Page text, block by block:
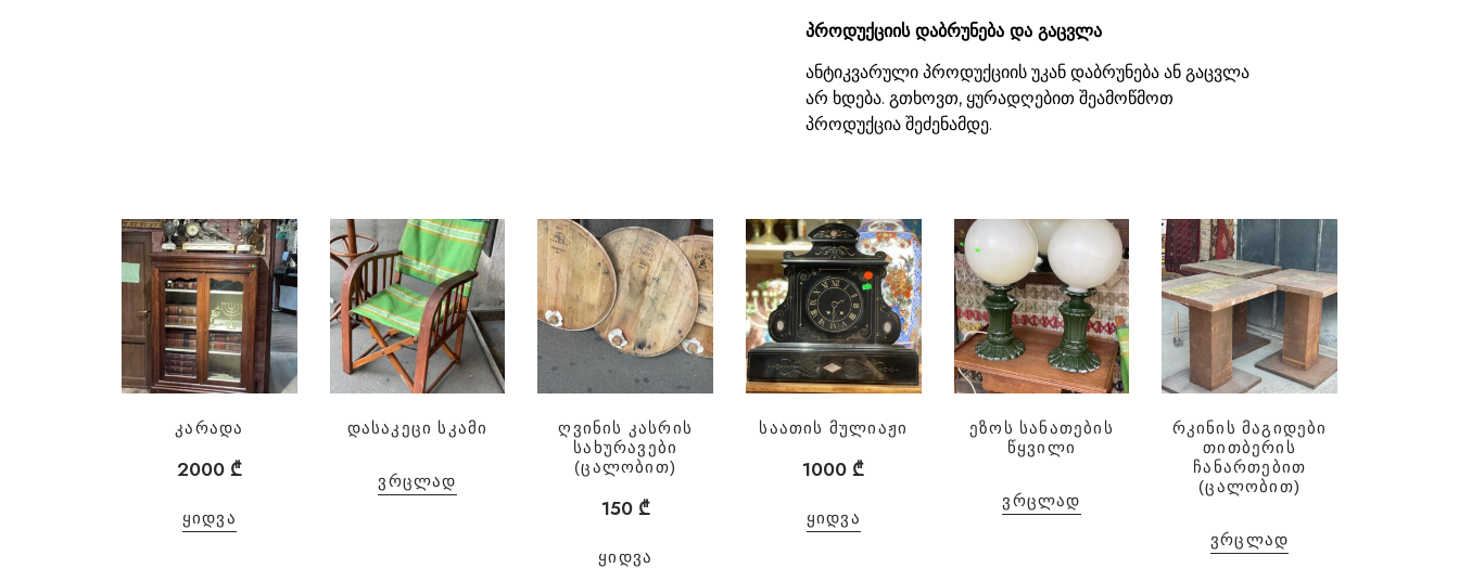
პროდუქციის დაბრუნება და გაცვლა
ანტიკვარული პროდუქციის უკან დაბრუნება ან გაცვლა
არ ხდება. გთხოვთ, ყურადღებით შეამოწმოთ
პროდუქცია შეძენამდე.
კარადა
2000 ₾
ᲧᲘᲓᲕᲐ
დასაკეცი სკამი
ᲕᲠᲪᲚᲐᲓ
ღვინის კასრის
სახურავები
(ცალობით)
150 ₾
ᲧᲘᲓᲕᲐ
საათის მულიაჟი
1000 ₾
ᲧᲘᲓᲕᲐ
ეზოს სანათების
წყვილი
ᲕᲠᲪᲚᲐᲓ
რკინის მაგიდები
თითბერის
ჩანართებით
(ცალობით)
ᲕᲠᲪᲚᲐᲓ